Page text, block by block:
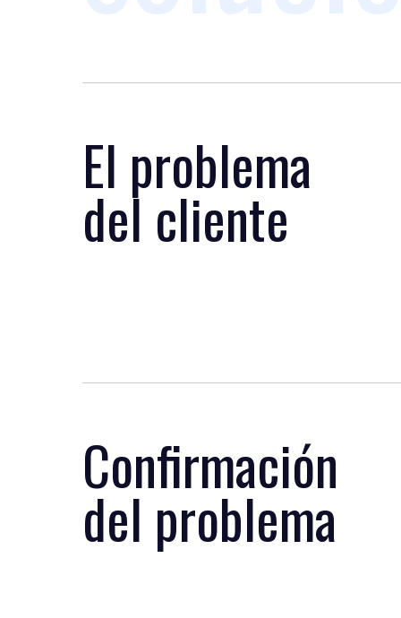
El problema
del cliente
Confirmación
del problema